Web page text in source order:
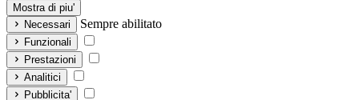
Mostra di piu'
Necessari
Sempre abilitato
Funzionali
Prestazioni
Analitici
Pubblicita'